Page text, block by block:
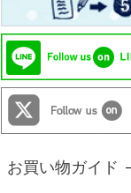
お買い物ガイド